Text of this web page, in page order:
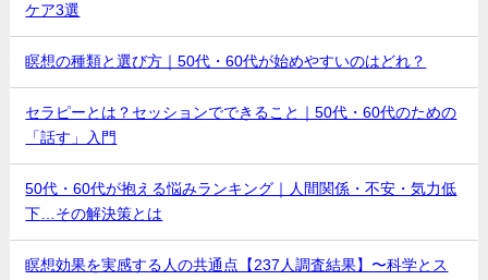
ケア3選
瞑想の種類と選び方｜50代・60代が始めやすいのはどれ？
セラピーとは？セッションでできること｜50代・60代のための
「話す」入門
50代・60代が抱える悩みランキング｜人間関係・不安・気力低
下…その解決策とは
瞑想効果を実感する人の共通点【237人調査結果】〜科学とス